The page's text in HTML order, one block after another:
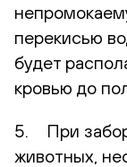
перекисью
будет
кровью до
5. При
животных,